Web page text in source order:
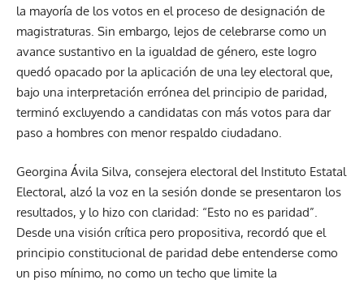
la mayoría de los votos en el proceso de designación de
magistraturas. Sin embargo, lejos de celebrarse como un
avance sustantivo en la igualdad de género, este logro
quedó opacado por la aplicación de una ley electoral que,
bajo una interpretación errónea del principio de paridad,
terminó excluyendo a candidatas con más votos para dar
paso a hombres con menor respaldo ciudadano.
Georgina Ávila Silva, consejera electoral del Instituto Estatal
Electoral, alzó la voz en la sesión donde se presentaron los
resultados, y lo hizo con claridad: “Esto no es paridad”.
Desde una visión crítica pero propositiva, recordó que el
principio constitucional de paridad debe entenderse como
un piso mínimo, no como un techo que limite la